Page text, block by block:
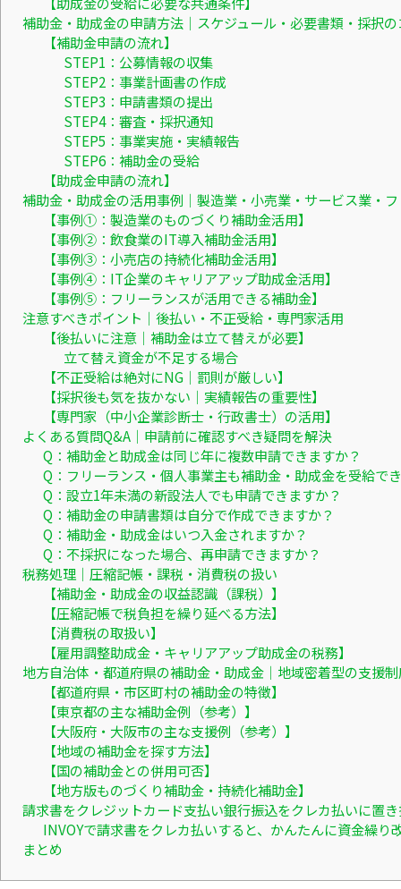
補助金・助成金の申請方法｜スケジュール・必要書類・採択
【補助金申請の流れ】
STEP1：公募情報の収集
STEP2：事業計画書の作成
STEP3：申請書類の提出
STEP4：審査・採択通知
STEP5：事業実施・実績報告
STEP6：補助金の受給
【助成金申請の流れ】
補助金・助成金の活用事例｜製造業・小売業・サービス業・
【事例①：製造業のものづくり補助金活用】
【事例②：飲食業のIT導入補助金活用】
【事例③：小売店の持続化補助金活用】
【事例④：IT企業のキャリアアップ助成金活用】
【事例⑤：フリーランスが活用できる補助金】
注意すべきポイント｜後払い・不正受給・専門家活用
【後払いに注意｜補助金は立て替えが必要】
立て替え資金が不足する場合
【不正受給は絶対にNG｜罰則が厳しい】
【採択後も気を抜かない｜実績報告の重要性】
【専門家（中小企業診断士・行政書士）の活用】
よくある質問Q&A｜申請前に確認すべき疑問を解決
Q：補助金と助成金は同じ年に複数申請できますか？
Q：フリーランス・個人事業主も補助金・助成金を受給で
Q：設立1年未満の新設法人でも申請できますか？
Q：補助金の申請書類は自分で作成できますか？
Q：補助金・助成金はいつ入金されますか？
Q：不採択になった場合、再申請できますか？
税務処理｜圧縮記帳・課税・消費税の扱い
【補助金・助成金の収益認識（課税）】
【圧縮記帳で税負担を繰り延べる方法】
【消費税の取扱い】
【雇用調整助成金・キャリアアップ助成金の税務】
地方自治体・都道府県の補助金・助成金｜地域密着型の支援
【都道府県・市区町村の補助金の特徴】
【東京都の主な補助金例（参考）】
【大阪府・大阪市の主な支援例（参考）】
【地域の補助金を探す方法】
【国の補助金との併用可否】
【地方版ものづくり補助金・持続化補助金】
請求書をクレジットカード支払い銀行振込をクレカ払いに置
INVOYで請求書をクレカ払いすると、かんたんに資金繰り
まとめ